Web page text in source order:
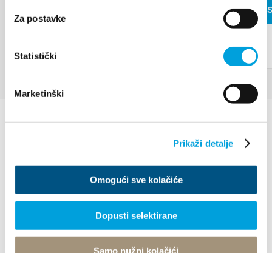
Za postavke
Statistički
Marketinški
Prikaži detalje
Omogući sve kolačiće
Dopusti selektirane
Samo nužni kolačići
LEER MÁS
Villa Nika, Kamberovo šetalište 30
21216 Kaštel Stari, Hrvatska
+385 21 227 933